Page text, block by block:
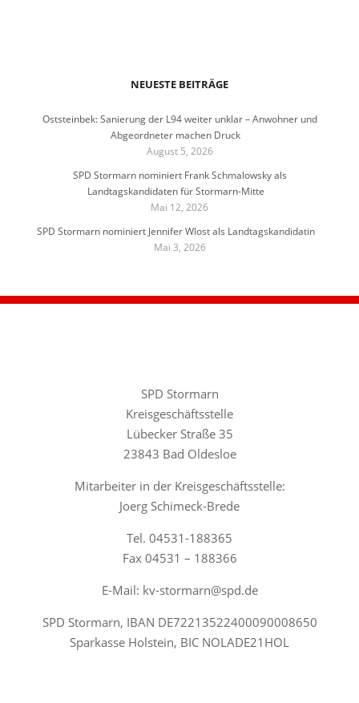
NEUESTE BEITRÄGE
Oststeinbek: Sanierung der L94 weiter unklar – Anwohner und
Abgeordneter machen Druck
August 5, 2026
SPD Stormarn nominiert Frank Schmalowsky als
Landtagskandidaten für Stormarn-Mitte
Mai 12, 2026
SPD Stormarn nominiert Jennifer Wlost als Landtagskandidatin
Mai 3, 2026
SPD Stormarn
Kreisgeschäftsstelle
Lübecker Straße 35
23843 Bad Oldesloe
Mitarbeiter in der Kreisgeschäftsstelle:
Joerg Schimeck-Brede
Tel. 04531-188365
Fax 04531 – 188366
E-Mail: kv-stormarn@spd.de
SPD Stormarn, IBAN DE72213522400090008650
Sparkasse Holstein, BIC NOLADE21HOL